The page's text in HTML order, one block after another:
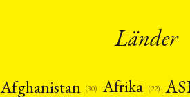
Länder
Afghanistan (30) Afrika (22)